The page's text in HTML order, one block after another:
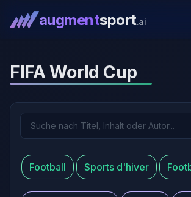
augmentsport.ai
FIFA World Cup
Football Sports d'hiver